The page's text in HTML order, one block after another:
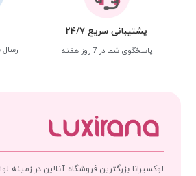
پشتیبانی سریع 24/7
پاسخگوی شما در 7 روز هفته
لوکسیرانا بزرگترین فروشگاه آنلاین در زمینه